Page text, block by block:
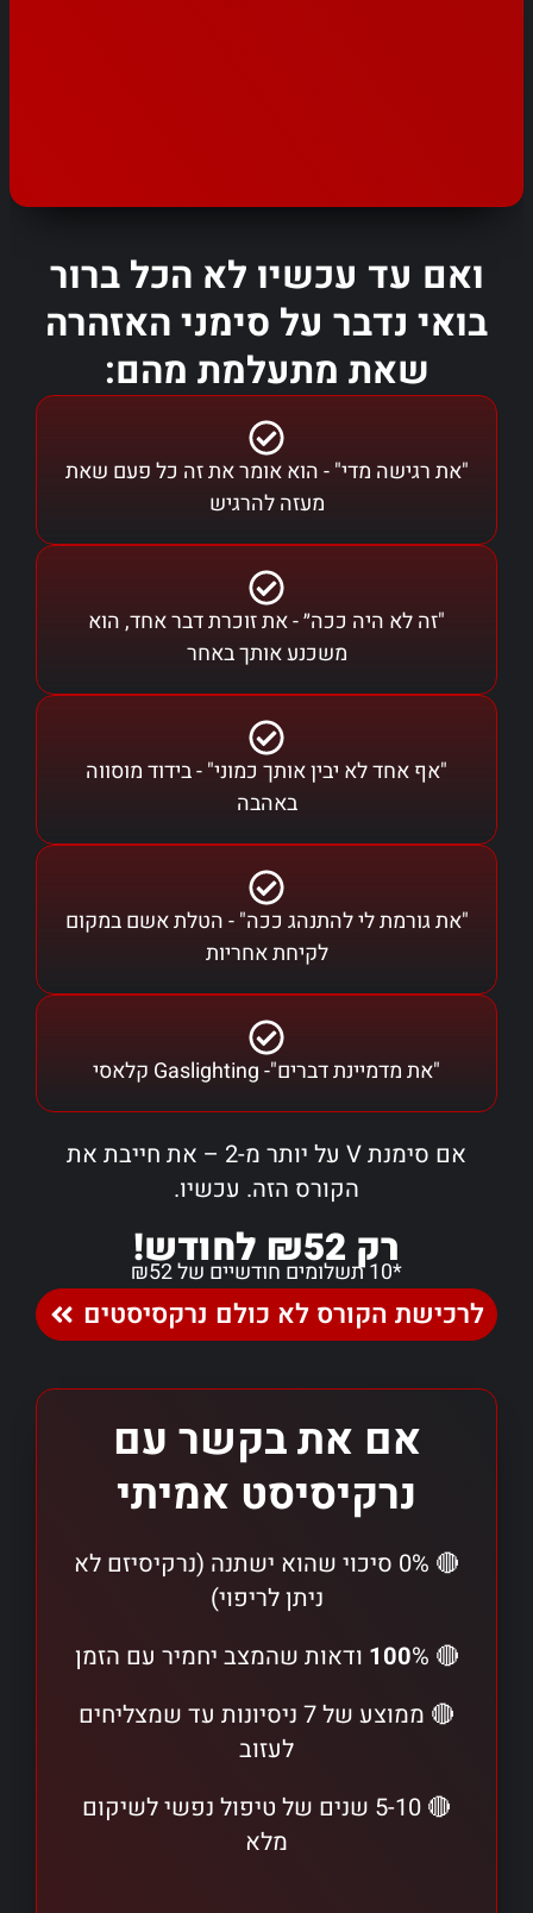
ואם עד עכשיו לא הכל ברור
בואי נדבר על סימני האזהרה
שאת מתעלמת מהם:
"את רגישה מדי" - הוא אומר את זה כל פעם שאת
מעזה להרגיש
"זה לא היה ככה״ - את זוכרת דבר אחד, הוא
משכנע אותך באחר
"אף אחד לא יבין אותך כמוני" - בידוד מוסווה
באהבה
"את גורמת לי להתנהג ככה" - הטלת אשם במקום
לקיחת אחריות
"את מדמיינת דברים"- Gaslighting קלאסי
אם סימנת V על יותר מ-2 – את חייבת את
הקורס הזה. עכשיו.
רק ₪52 לחודש!*10 תשלומים חודשיים של ₪52
לרכישת הקורס לא כולם נרקסיסטים
אם את בקשר עם
נרקיסיסט אמיתי
🔴 0% סיכוי שהוא ישתנה (נרקיסיזם לא
ניתן לריפוי)
🔴
100% ודאות שהמצב יחמיר עם הזמן
🔴 ממוצע של 7 ניסיונות עד שמצליחים
לעזוב
🔴 5-10 שנים של טיפול נפשי לשיקום
מלא